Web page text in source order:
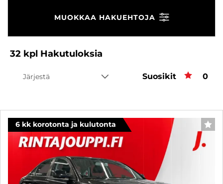
MUOKKAA HAKUEHTOJA
32 kpl Hakutuloksia
Järjestä Suosikit 0
6 kk korotonta ja kulutonta